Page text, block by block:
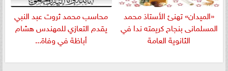
«الميدان» تهنئ الأستاذ محمد
المسلمانى بنجاح كريمته ندا في
الثانوية العامة
​محاسب محمد ثروت عبد النبي
يقدم التعازي للمهندس هشام
أباظة في وفاة...